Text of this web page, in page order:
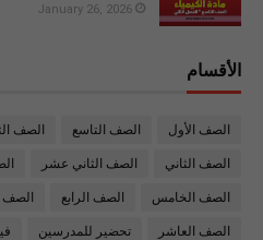
January 26, 2026
الأقسام
الصف الأول الصف التاسع الصف
الصف الثاني الصف الثاني عشر
الصف الخامس الصف الرابع الصف
الصف العاشر تحضير للمدرسين